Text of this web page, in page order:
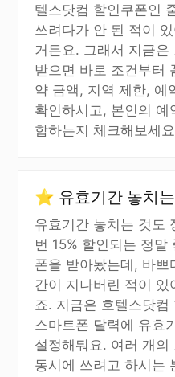
텔스닷컴 할인쿠폰인
쓰려다가 안 된 적이
거든요. 그래서 지금
받으면 바로 조건부터
약 금액, 지역 제한, 예
확인하시고, 본인의
합하는지 체크해보세
⭐ 유효기간 놓치
유효기간 놓치는 것도
번 15% 할인되는 정말
폰을 받아놨는데, 바쁘
간이 지나버린 적이 있
죠. 지금은 호텔스닷컴
스마트폰 달력에 유효
설정해둬요. 여러 개
동시에 쓰려고 하시는